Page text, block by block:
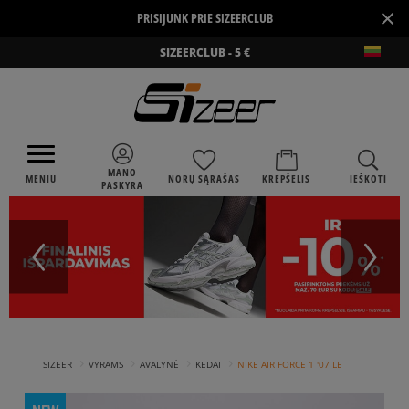
PRISIJUNK PRIE SIZEERCLUB ×
SIZEERCLUB - 5 €
MENIU
MANO
PASKYRA
NORŲ SĄRAŠAS KREPŠELIS IEŠKOTI
SIZEER VYRAMS AVALYNĖ KEDAI NIKE AIR FORCE 1 '07 LE